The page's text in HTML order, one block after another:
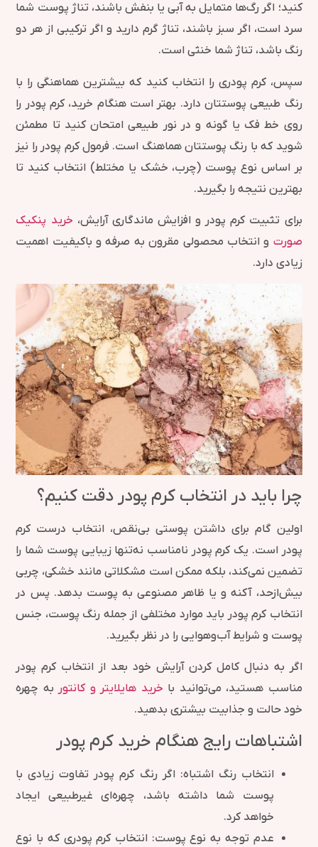
کنید؛ اگر رگ‌ها متمایل به آبی یا بنفش باشند، تناژ پوست شما
سرد است، اگر سبز باشند، تناژ گرم دارید و اگر ترکیبی از هر دو
رنگ باشد، تناژ شما خنثی است.
سپس، کرم پودری را انتخاب کنید که بیشترین هماهنگی را با
رنگ طبیعی پوستتان دارد. بهتر است هنگام خرید، کرم پودر را
روی خط فک یا گونه و در نور طبیعی امتحان کنید تا مطمئن
شوید که با رنگ پوستتان هماهنگ است. فرمول کرم پودر را نیز
بر اساس نوع پوست (چرب، خشک یا مختلط) انتخاب کنید تا
بهترین نتیجه را بگیرید.
برای تثبیت کرم پودر و افزایش ماندگاری آرایش، خرید پنکیک
صورت و انتخاب محصولی مقرون به صرفه و باکیفیت اهمیت
زیادی دارد.
چرا باید در انتخاب کرم پودر دقت کنیم؟
اولین گام برای داشتن پوستی بی‌نقص، انتخاب درست کرم
پودر است. یک کرم پودر نامناسب نه‌تنها زیبایی پوست شما را
تضمین نمی‌کند، بلکه ممکن است مشکلاتی مانند خشکی، چربی
بیش‌ازحد، آکنه و یا ظاهر مصنوعی به پوست بدهد. پس در
انتخاب کرم پودر باید موارد مختلفی از جمله رنگ پوست، جنس
پوست و شرایط آب‌وهوایی را در نظر بگیرید.
اگر به دنبال کامل کردن آرایش خود بعد از انتخاب کرم پودر
مناسب هستید، می‌توانید با خرید هایلایتر و کانتور به چهره
خود حالت و جذابیت بیشتری بدهید.
اشتباهات رایج هنگام خرید کرم پودر
انتخاب رنگ اشتباه: اگر رنگ کرم پودر تفاوت زیادی با
پوست شما داشته باشد، چهره‌ای غیرطبیعی ایجاد
خواهد کرد.
عدم توجه به نوع پوست: انتخاب کرم پودری که با نوع